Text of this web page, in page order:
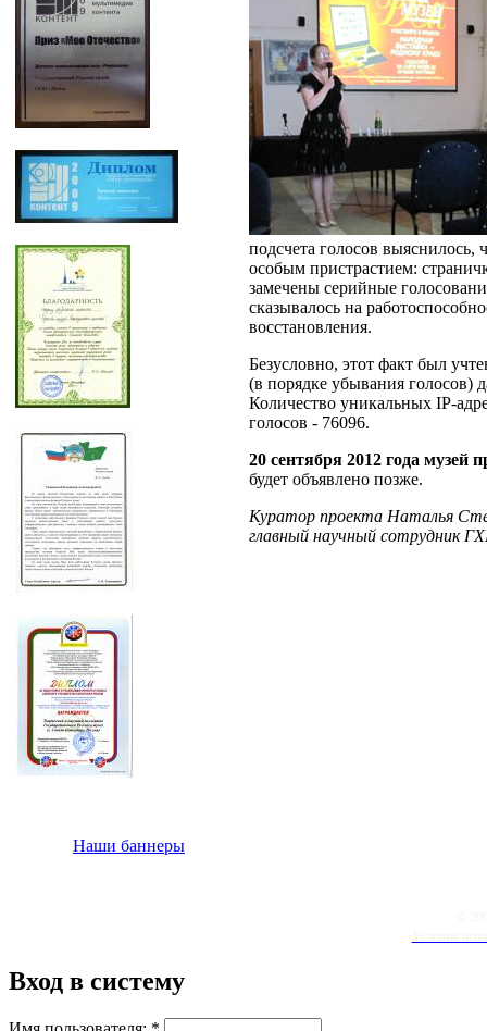
Наши баннеры
подсчета голосов выяснилось,
особым пристрастием:
замечены серийные
сказывалось на
восстановления.
Безусловно, этот факт был
(в порядке убывания голосов)
Количество уникальных IP-
голосов - 76096.
20 сентября 2012 года музей
будет объявлено позже.
Куратор проекта Наталья
главный научный сотрудник
Вход в систему